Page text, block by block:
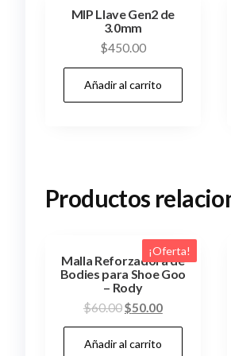
MIP Llave Gen2 de
3.0mm
$450.00
Añadir al carrito
Productos
¡Oferta!
Malla Reforzadora de
Bodies para Shoe Goo
– Rody
$60.00El
precio
original
$50.00El
precio
Añadir al carrito